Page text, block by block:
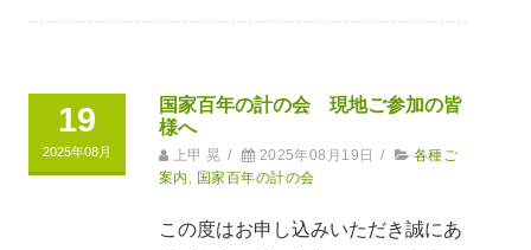
19
2025年08月
国家百年の計の会 現地ご参加の皆
様へ
上甲 晃 / 2025年08月19日 /
各種ご
案内
国家百年の計の会
この度はお申し込みいただき誠にあ